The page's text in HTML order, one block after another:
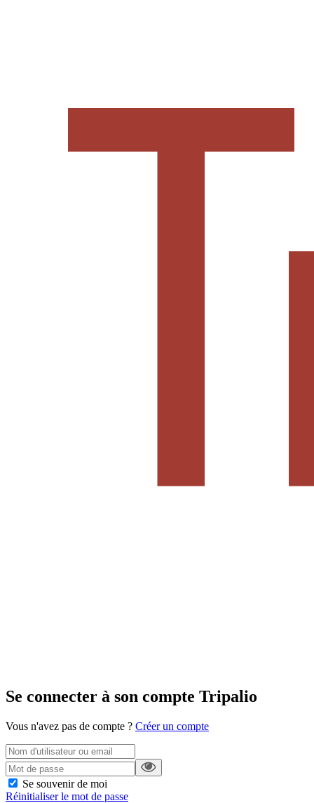
Se connecter à son compte Tripalio
Vous n'avez pas de compte ? Créer un compte
Se souvenir de moi
Réinitialiser le mot de passe